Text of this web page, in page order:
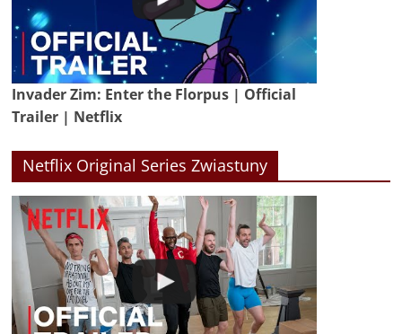
Invader Zim: Enter the Florpus | Official
Trailer | Netflix
Netflix Original Series Zwiastuny